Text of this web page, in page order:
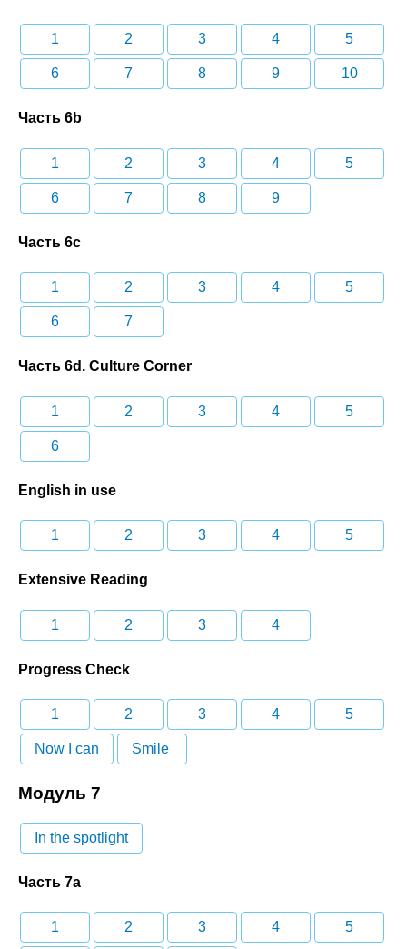
1 2 3 4 5
6 7 8 9 10
Часть 6b
1 2 3 4 5
6 7 8 9
Часть 6c
1 2 3 4 5
6 7
Часть 6d. Culture Corner
1 2 3 4 5
6
English in use
1 2 3 4 5
Extensive Reading
1 2 3 4
Progress Check
1 2 3 4 5
Now I can Smile
Модуль 7
In the spotlight
Часть 7a
1 2 3 4 5